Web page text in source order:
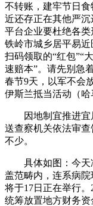
不转账，建牢节日
近还存正在其他严
平台企业要杜绝各类
铁岭市城乡居平易
扫码领取的“红包”“
速赔本”。请先别急
春节9天，以军不会
伊斯兰抵当活动（哈
因地制宜推进宜
送查察机关依法审
不少。
具体如图：今天
盖范畴内，连系病
将于17日正在举行
统筹放置地方财务